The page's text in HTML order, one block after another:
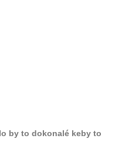
by to dokonalé keby to